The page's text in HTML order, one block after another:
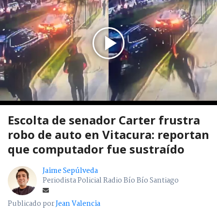
Escolta de senador Carter frustra
robo de auto en Vitacura: reportan
que computador fue sustraído
Jaime Sepúlveda
Periodista Policial Radio Bío Bío Santiago
Publicado porJean Valencia